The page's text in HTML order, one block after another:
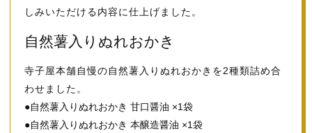
しみいただける内容に仕上げました。
自然薯入りぬれおかき
寺子屋本舗自慢の自然薯入りぬれおかきを2種類詰め合
わせました。
●自然薯入りぬれおかき 甘口醤油 ×1袋
●自然薯入りぬれおかき 本醸造醤油 ×1袋